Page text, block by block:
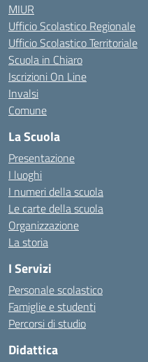
MIUR
Ufficio Scolastico Regionale
Ufficio Scolastico Territoriale
Scuola in Chiaro
Iscrizioni On Line
Invalsi
Comune
La Scuola
Presentazione
I luoghi
I numeri della scuola
Le carte della scuola
Organizzazione
La storia
I Servizi
Personale scolastico
Famiglie e studenti
Percorsi di studio
Didattica